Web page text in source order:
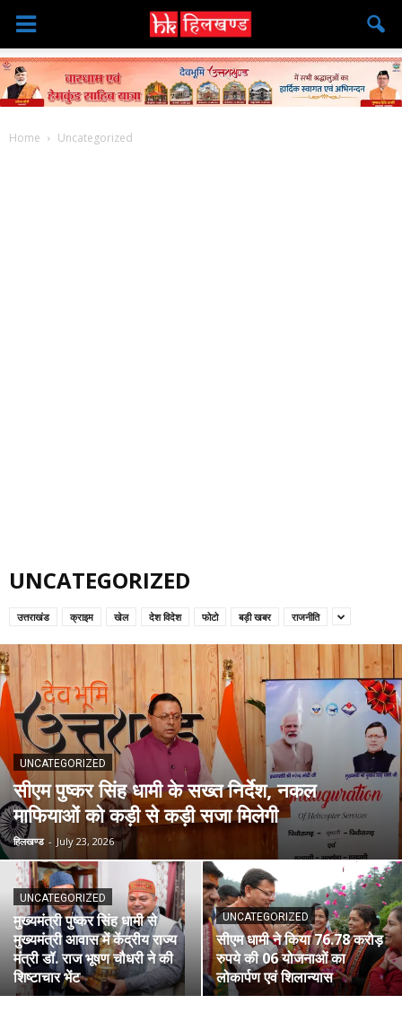
Home Uncategorized
UNCATEGORIZED
उत्तराखंड क्राइम खेल देश विदेश फोटो बड़ी खबर राजनीति
UNCATEGORIZED
सीएम पुष्कर सिंह धामी के सख्त निर्देश, नकल
माफियाओं को कड़ी से कड़ी सजा मिलेगी
हिलखण्ड - July 23, 2026
UNCATEGORIZED
मुख्यमंत्री पुष्कर सिंह धामी से
मुख्यमंत्री आवास में केंद्रीय राज्य
मंत्री डॉ. राज भूषण चौधरी ने की
शिष्टाचार भेंट
UNCATEGORIZED
सीएम धामी ने किया 76.78 करोड़
रुपये की 06 योजनाओं का
लोकार्पण एवं शिलान्यास